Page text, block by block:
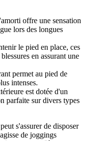
offre une sensation
lors des longues
le pied en place, ces
en assurant une
permet au pied de
intenses.
est dotée d'un
parfaite sur divers types
s'assurer de disposer
de joggings